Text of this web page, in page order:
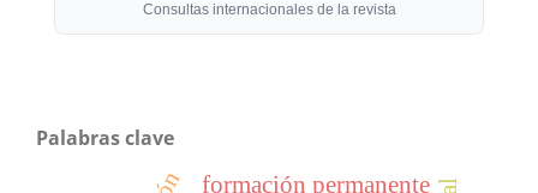
Consultas internacionales de la revista
Palabras clave
formación permanente